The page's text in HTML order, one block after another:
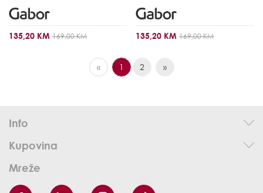
135,20 KM 169,00 KM 135,20 KM 169,00 KM
« 1 2 »
Info
Kupovina
Mreže